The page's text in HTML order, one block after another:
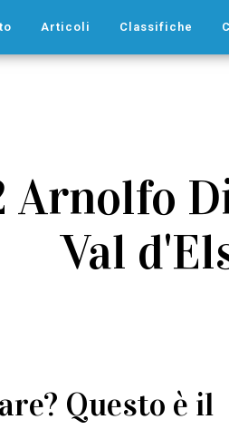
Articoli Classifiche
Arnolfo
Val
Questo è il